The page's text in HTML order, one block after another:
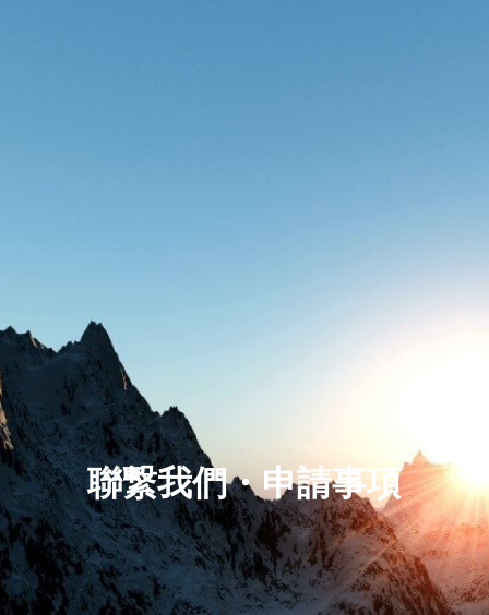
聯繋我們・申請事項